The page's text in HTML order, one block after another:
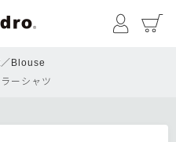
マイペ
Blouse
ーシャツ